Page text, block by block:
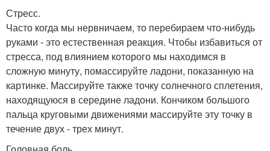
Стресс.
Часто когда мы нервничаем, то перебираем что-нибудь
руками - это естественная реакция. Чтобы избавиться от
стресса, под влиянием которого мы находимся в
сложную минуту, помассируйте ладони, показанную на
картинке. Массируйте также точку солнечного сплетения,
находящуюся в середине ладони. Кончиком большого
пальца круговыми движениями массируйте эту точку в
течение двух - трех минут.